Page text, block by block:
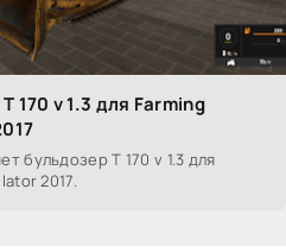
170 v 1.3 для Farming
бульдозер Т 170 v 1.3 для
2017.